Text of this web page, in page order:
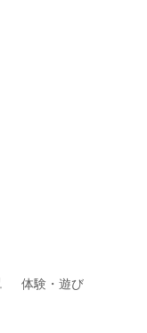
体験・遊び